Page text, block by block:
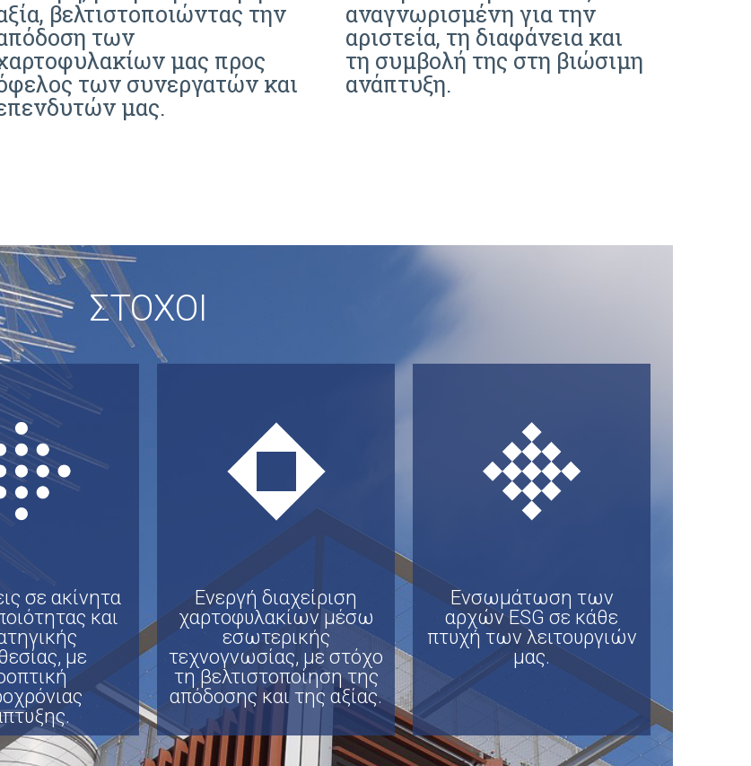
βελτιστοποιώντας την
των
μας προς
των συνεργατών και
μας.
αναγνωρισμένη για την
αριστεία, τη διαφάνεια και
τη συμβολή της στη βιώσιμη
ανάπτυξη.
ΣΤΟΧΟΙ
σε ακίνητα
και
με
Ενεργή διαχείριση
χαρτοφυλακίων μέσω
εσωτερικής
τεχνογνωσίας, με στόχο
τη βελτιστοποίηση της
απόδοσης και της αξίας.
Ενσωμάτωση των
αρχών ESG σε κάθε
πτυχή των λειτουργιών
μας.